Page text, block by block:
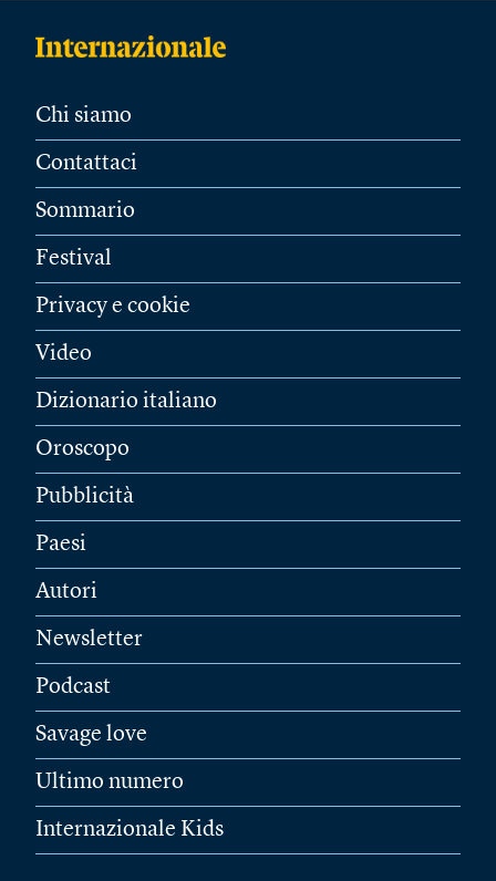
Chi siamo
Contattaci
Sommario
Festival
Privacy e cookie
Video
Dizionario italiano
Oroscopo
Pubblicità
Paesi
Autori
Newsletter
Podcast
Savage love
Ultimo numero
Internazionale Kids